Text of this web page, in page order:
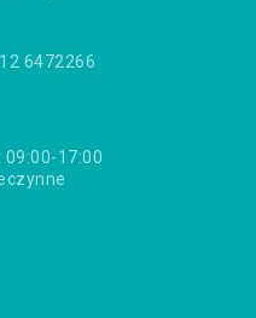
6472266
09:00-17:00